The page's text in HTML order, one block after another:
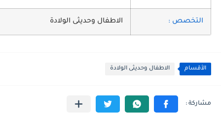
التخصص : الاطفال وحديثى الولادة
الأقسام الاطفال وحديثى الولادة